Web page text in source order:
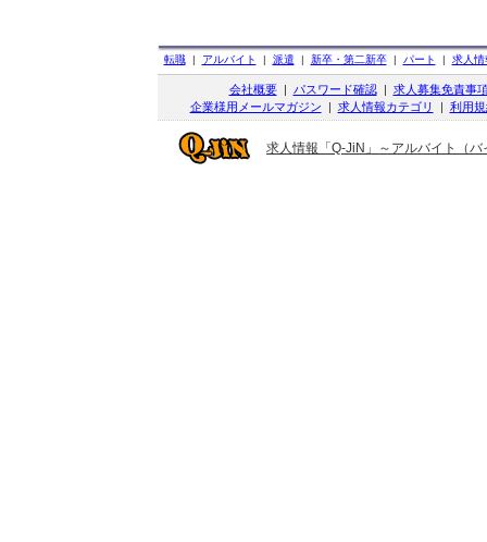
転職| アルバイト | 派遣 | 新卒・第二新卒| パート | 求人情
会社概要| パスワード確認| 求人募集免責事
企業様用メールマガジン | 求人情報カテゴリ | 利用
求人情報「Q-JiN」～アルバイト（